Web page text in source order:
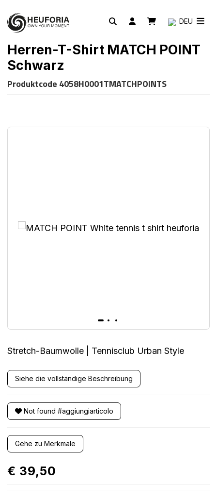
DEU
Herren-T-Shirt MATCH POINT
Schwarz
Produktcode 4058H0001TMATCHPOINTS
Stretch-Baumwolle | Tennisclub Urban Style
Siehe die vollständige Beschreibung
Not found #aggiungiarticolo
Gehe zu Merkmale
€ 39,50